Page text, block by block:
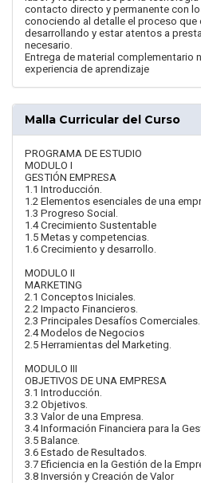
contacto directo y permanente con
conociendo al detalle el proceso que
desarrollando y estar atentos a
necesario.
Entrega de material complementario
experiencia de aprendizaje
Malla Curricular del Curso
PROGRAMA DE ESTUDIO
MODULO I
GESTIÓN EMPRESA
1.1 Introducción.
1.2 Elementos esenciales de una
1.3 Progreso Social.
1.4 Crecimiento Sustentable
1.5 Metas y competencias.
1.6 Crecimiento y desarrollo.
MODULO II
MARKETING
2.1 Conceptos Iniciales.
2.2 Impacto Financieros.
2.3 Principales Desafíos Comerciales.
2.4 Modelos de Negocios
2.5 Herramientas del Marketing.
MODULO III
OBJETIVOS DE UNA EMPRESA
3.1 Introducción.
3.2 Objetivos.
3.3 Valor de una Empresa.
3.4 Información Financiera para la
3.5 Balance.
3.6 Estado de Resultados.
3.7 Eficiencia en la Gestión de la
3.8 Inversión y Creación de Valor